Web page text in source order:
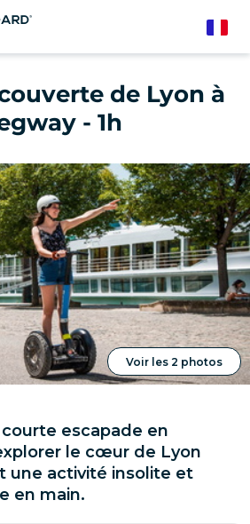
de Lyon à
- 1h
Voir les 2 photos
escapade en
le cœur de Lyon
une activité insolite et
en main.